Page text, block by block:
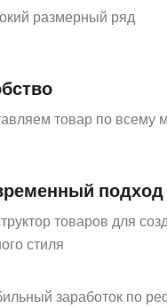
размерный ряд
товар по всему
подход
товаров для
стиля
заработок по